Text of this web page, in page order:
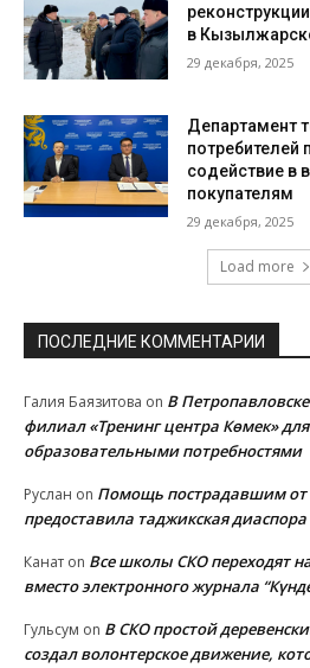
в
29 декабря, 2025
Департамент
потребителей
содействие в
покупателям
29 декабря, 2025
Load more
ПОСЛЕДНИЕ КОММЕНТАРИИ
Галия Баязитова on В
филиал «Тренинг центра Көмек»
образовательными потребностями
Руслан on Помощь пострадавшим от
предоставила таджикская диаспора
Канат on Все школы СКО переходят
вместо электронного журнала
Гульсум on В СКО простой
создал волонтерское движение,